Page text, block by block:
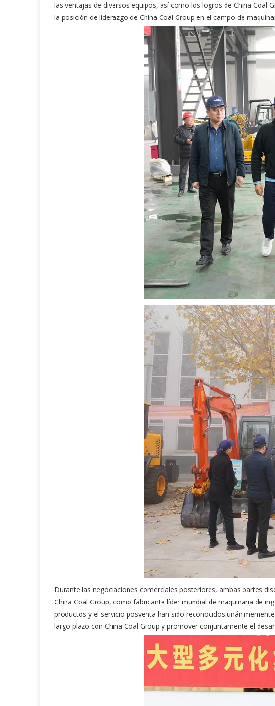
las ventajas de diversos equipos, así como los logros de China Coal
la posición de liderazgo de China Coal Group en el campo de
Durante las negociaciones comerciales posteriores, ambas partes
China Coal Group, como fabricante líder mundial de maquinaria de
productos y el servicio posventa han sido reconocidos
largo plazo con China Coal Group y promover conjuntamente el